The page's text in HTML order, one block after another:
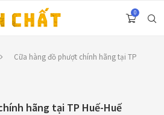
0
Cữa hàng đồ phượt chính hãng tại TP
hãng tại TP Huế-Huế